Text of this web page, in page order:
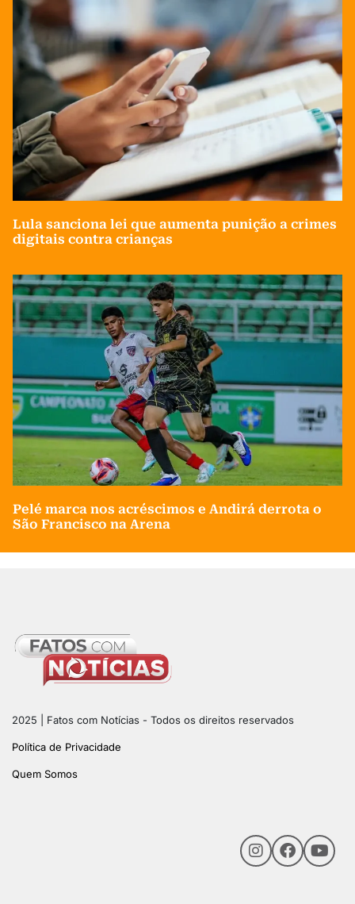
Lula sanciona lei que aumenta punição a crimes
digitais contra crianças
Pelé marca nos acréscimos e Andirá derrota o
São Francisco na Arena
2025 | Fatos com Notícias - Todos os direitos reservados
Política de Privacidade
Quem Somos